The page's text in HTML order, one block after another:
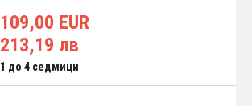
109,00 EUR
213,19 лв
1 до 4 седмици